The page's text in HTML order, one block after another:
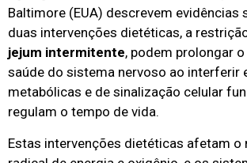
Baltimore (EUA) descrevem evidências
duas intervenções dietéticas, a
jejum intermitente, podem prolongar
saúde do sistema nervoso ao interferir
metabólicas e de sinalização celular
regulam o tempo de vida.
Estas intervenções dietéticas afetam o